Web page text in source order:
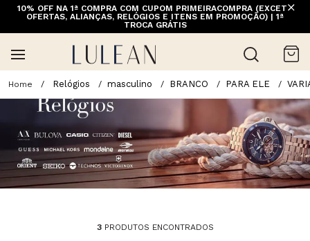
10% OFF NA 1ª COMPRA COM CUPOM PRIMEIRACOMPRA (EXCETO
OFERTAS, ALIANÇAS, RELÓGIOS E ITENS EM PROMOÇÃO) | 1ª
TROCA GRÁTIS
FRETE GRÁTIS ACIMA DE 399 PARA REGIÕES SELECIONADAS
(EXCETO LINHA HOME)
Relógios masculino BRANCO PARA ELE
3PRODUTOS ENCONTRADOS